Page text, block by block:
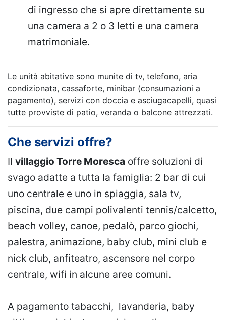
di ingresso che si apre direttamente su
una camera a 2 o 3 letti e una camera
matrimoniale.
Le unità abitative sono munite di tv, telefono, aria
condizionata, cassaforte, minibar (consumazioni a
pagamento), servizi con doccia e asciugacapelli, quasi
tutte provviste di patio, veranda o balcone attrezzati.
Che servizi offre?
Il villaggio Torre Moresca offre soluzioni di
svago adatte a tutta la famiglia: 2 bar di cui
uno centrale e uno in spiaggia, sala tv,
piscina, due campi polivalenti tennis/calcetto,
beach volley, canoe, pedalò, parco giochi,
palestra, animazione, baby club, mini club e
nick club, anfiteatro, ascensore nel corpo
centrale, wifi in alcune aree comuni.
A pagamento tabacchi, lavanderia, baby